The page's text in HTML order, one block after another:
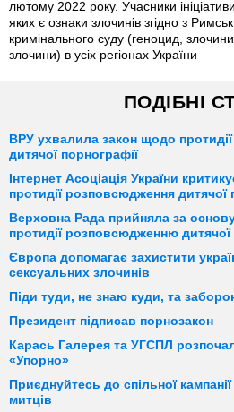
лютому 2022 року. Учасники
яких є ознаки злочинів згідно з
кримінального суду (геноцид,
злочини) в усіх регіонах України
ПОДІБНІ
ВРУ ухвалила закон щодо
дитячої порнографії
Інтернет Асоціація України
протидії розповсюдження дитячої
Верховна Рада прийняла за
протидії розповсюдженню дитячої
Європа допомагає захистити
сексуальних злочинів
Піди туди, не знаю куди, та
Президент підписав порнозакон
Карась Галерея та УГСПЛ
«Упорно»
Приєднуйтесь до спільної
митців